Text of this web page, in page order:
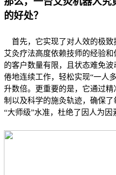
的好处？
首先，它实现了对人效的极致
艾灸疗法高度依赖技师的经验
的客户数量有限，且状态难免
倦地连续工作，轻松实现“一人
升数倍。更重要的是，它通过
制以及科学的施灸轨迹，确保
“大师级”水准，杜绝了因人为因